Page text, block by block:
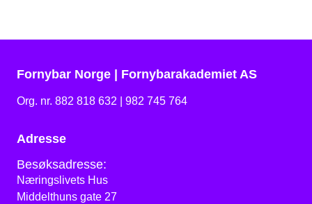
Fornybar Norge | Fornybarakademiet AS
Org. nr. 882 818 632 | 982 745 764
Adresse
Besøksadresse:
Næringslivets Hus
Middelthuns gate 27